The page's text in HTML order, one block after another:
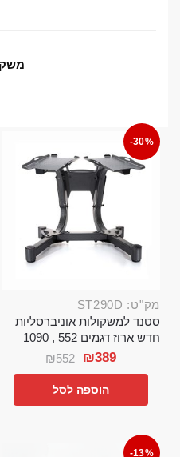
-30%
מק"ט: ST290D
סטנד למשקולות אוניברסליות
חדש ארוז דגמים 552 , 1090
₪552 ₪389
הוספה לסל
-13%